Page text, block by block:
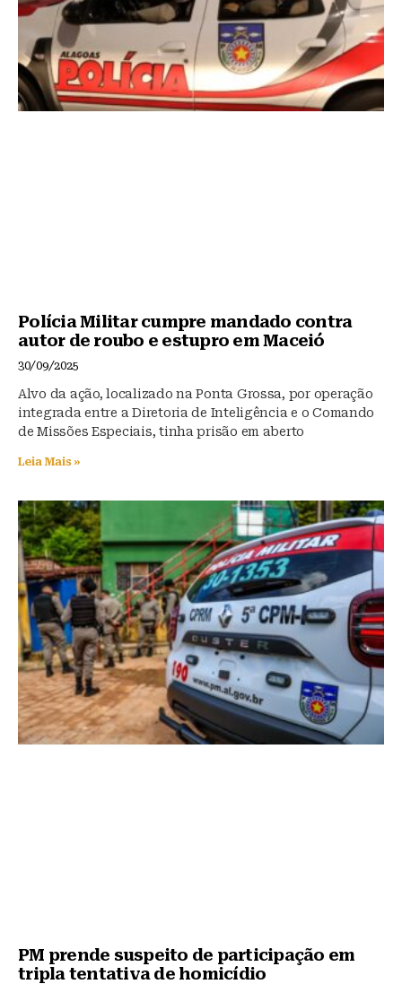
Polícia Militar cumpre mandado contra
autor de roubo e estupro em Maceió
30/09/2025
Alvo da ação, localizado na Ponta Grossa, por operação
integrada entre a Diretoria de Inteligência e o Comando
de Missões Especiais, tinha prisão em aberto
Leia Mais »
PM prende suspeito de participação em
tripla tentativa de homicídio